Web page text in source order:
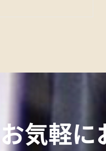
お気軽に